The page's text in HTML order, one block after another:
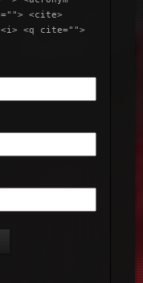
<cite>
<i> <q cite="">